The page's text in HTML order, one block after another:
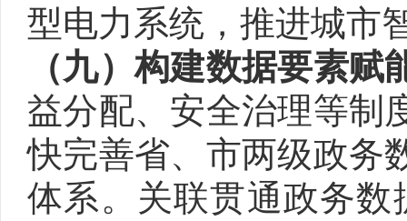
型电力系统，推进城市
（九）构建数据要素赋
益分配、安全治理等制
快完善省、市两级政务
体系。关联贯通政务数